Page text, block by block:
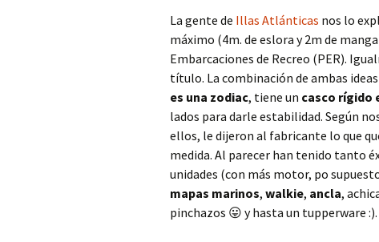
La gente de Illas Atlánticas nos lo
máximo (4m. de eslora y 2m de
Embarcaciones de Recreo (PER).
título. La combinación de ambas
es una zodiac, tiene un casco rígido
lados para darle estabilidad. Según
ellos, le dijeron al fabricante lo que
medida. Al parecer han tenido tanto
unidades (con más motor, po
mapas marinos, walkie, ancla,
pinchazos 😛 y hasta un tupperware :).